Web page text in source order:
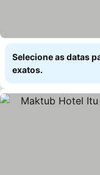
Selecione as datas
exatos.